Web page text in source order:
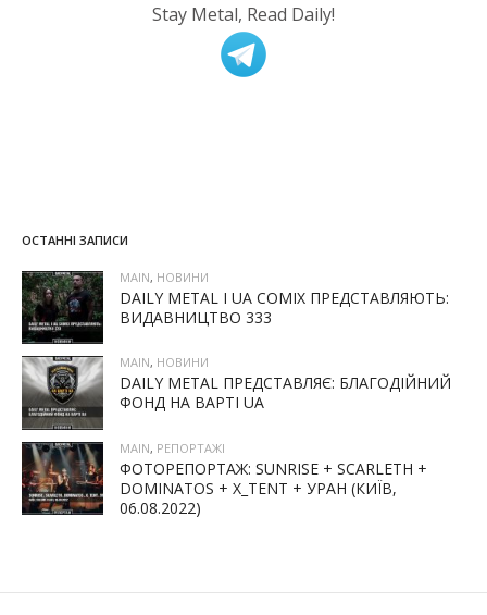
Stay Metal, Read Daily!
ОСТАННІ ЗАПИСИ
MAIN, НОВИНИ
DAILY METAL І UA COMIX ПРЕДСТАВЛЯЮТЬ:
ВИДАВНИЦТВО 333
MAIN, НОВИНИ
DAILY METAL ПРЕДСТАВЛЯЄ: БЛАГОДІЙНИЙ
ФОНД НА ВАРТІ UA
MAIN, РЕПОРТАЖІ
ФОТОРЕПОРТАЖ: SUNRISE + SCARLETH +
DOMINATOS + X_TENT + УРАН (КИЇВ,
06.08.2022)